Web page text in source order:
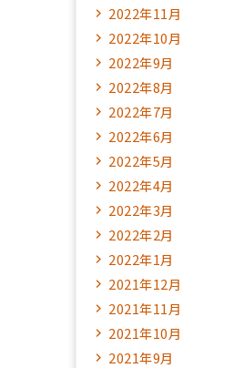
2022年11月
2022年10月
2022年9月
2022年8月
2022年7月
2022年6月
2022年5月
2022年4月
2022年3月
2022年2月
2022年1月
2021年12月
2021年11月
2021年10月
2021年9月